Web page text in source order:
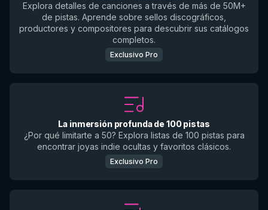
Explora detalles de canciones a través de más de 50M+
de pistas. Aprende sobre sellos discográficos,
productores y compositores para descubrir sus catálogos
completos.
Exclusivo Pro
La inmersión profunda de 100 pistas
¿Por qué limitarte a 50? Explora listas de 100 pistas para
encontrar joyas indie ocultas y favoritos clásicos.
Exclusivo Pro